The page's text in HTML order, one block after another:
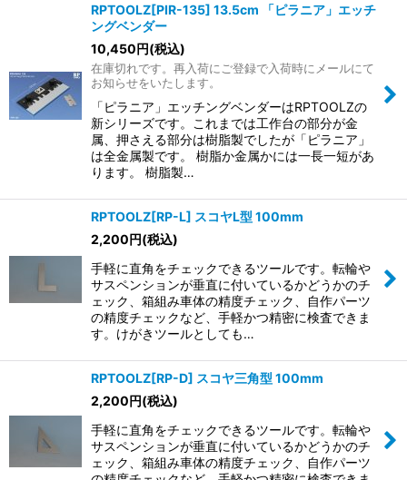
RPTOOLZ[PIR-135] 13.5cm 「ピラニア」エッチ
ングベンダー
10,450円(税込)
在庫切れです。再入荷にご登録で入荷時にメールにて
お知らせをいたします。
「ピラニア」エッチングベンダーはRPTOOLZの
新シリーズです。これまでは工作台の部分が金
属、押さえる部分は樹脂製でしたが「ピラニア」
は全金属製です。 樹脂か金属かには一長一短があ
ります。 樹脂製…
RPTOOLZ[RP-L] スコヤL型 100mm
2,200円(税込)
手軽に直角をチェックできるツールです。転輪や
サスペンションが垂直に付いているかどうかのチ
ェック、箱組み車体の精度チェック、自作パーツ
の精度チェックなど、手軽かつ精密に検査できま
す。けがきツールとしても…
RPTOOLZ[RP-D] スコヤ三角型 100mm
2,200円(税込)
手軽に直角をチェックできるツールです。転輪や
サスペンションが垂直に付いているかどうかのチ
ェック、箱組み車体の精度チェック、自作パーツ